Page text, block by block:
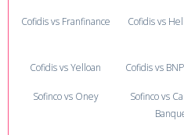
Cofidis vs Franfinance Cofidis vs
Cofidis vs Yelloan Cofidis vs
Sofinco vs Oney
Sofinco vs